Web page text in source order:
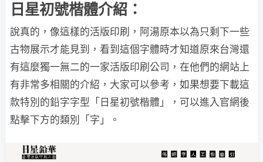
日星初號楷體介紹：
說真的，像這樣的活版印刷，阿湯原本以為只剩下一些
古物展示才能見到，看到這個字體時才知道原來台灣還
有這麼獨一無二的一家活版印刷公司，在他們的網站上
有非常多相關的介紹，大家可以參考，如果想要下載這
款特別的鉛字字型「日星初號楷體」，可以進入官網後
點擊下方的類別「字」。